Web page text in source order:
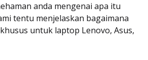
anda mengenai apa itu
tentu menjelaskan bagaimana
khusus untuk laptop Lenovo, Asus,